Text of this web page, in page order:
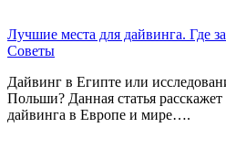
Лучшие места для дайвинга. Где
Советы
Дайвинг в Египте или
Польши? Данная статья
дайвинга в Европе и мире….